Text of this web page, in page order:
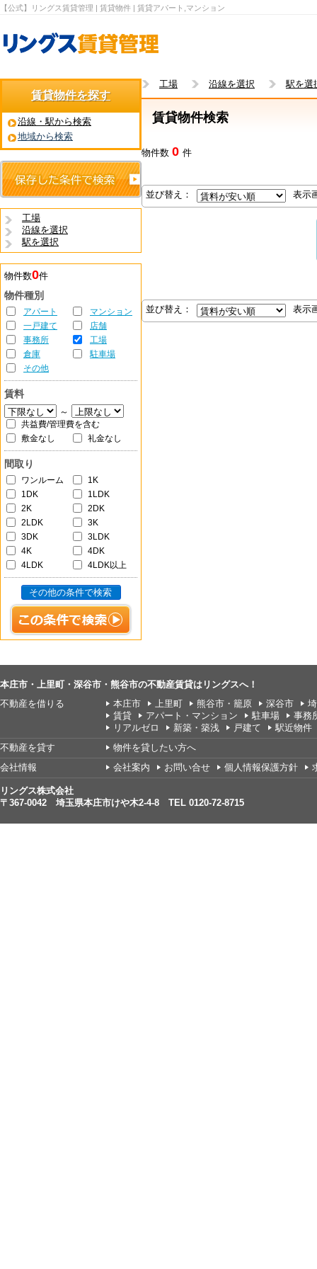
【公式】リングス賃貸管理 | 賃貸物件 | 賃貸アパート,マンション
賃貸物件を探す
沿線・駅から検索
地域から検索
工場
沿線を選択
駅を選択
物件数0件
物件種別
アパート
マンション
一戸建て
店舗
事務所
工場
倉庫
駐車場
その他
賃料
～
共益費/管理費を含む
敷金なし
礼金なし
間取り
ワンルーム
1K
1DK
1LDK
2K
2DK
2LDK
3K
3DK
3LDK
4K
4DK
4LDK
4LDK以上
その他の条件で検索
工場 沿線を選択 駅を選
賃貸物件検索
物件数 0 件
並び替え： 表示
並び替え： 表示
本庄市・上里町・深谷市・熊谷市の不動産賃貸はリングスへ！
不動産を借りる
本庄市 上里町 熊谷市・籠原 深谷市
賃貸
アパート・マンション 駐車場
事務
リアルゼロ
新築・築浅 戸建て
駅近物件
不動産を貸す
物件を貸したい方へ
会社情報
会社案内 お問い合せ 個人情報保護方針
リングス株式会社
〒367-0042 埼玉県本庄市けや木2-4-8 TEL 0120-72-8715